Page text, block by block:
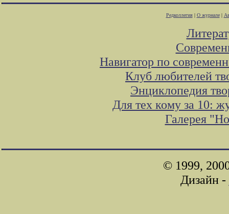
Редколлегия| О журнале|
Навигатор по
Клуб любителей
Энциклопедия
Для тех кому за 10:
Галерея
© 1999,
Дизайн -